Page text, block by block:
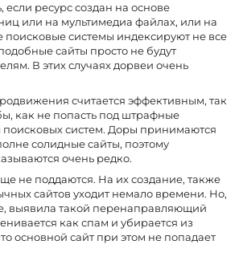
если ресурс создан на основе
или на мультимедиа файлах, или на
поисковые системы индексируют не все
сайты просто не будут
В этих случаях дорвеи очень
считается эффективным, так
как не попасть под штрафные
поисковых систем. Доры принимаются
солидные сайты, поэтому
очень редко.
не поддаются. На их создание, также
сайтов уходит немало времени. Но,
выявила такой перенаправляющий
как спам и убирается из
основной сайт при этом не попадает